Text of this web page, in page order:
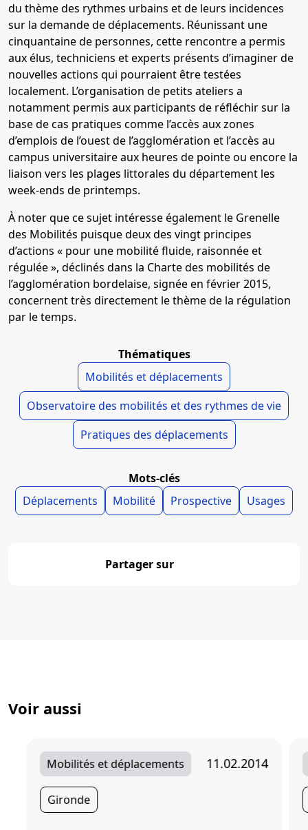
du thème des rythmes urbains et de leurs incidences
sur la demande de déplacements. Réunissant une
cinquantaine de personnes, cette rencontre a permis
aux élus, techniciens et experts présents d’imaginer de
nouvelles actions qui pourraient être testées
localement. L’organisation de petits ateliers a
notamment permis aux participants de réfléchir sur la
base de cas pratiques comme l’accès aux zones
d’emplois de l’ouest de l’agglomération et l’accès au
campus universitaire aux heures de pointe ou encore la
liaison vers les plages littorales du département les
week-ends de printemps.
À noter que ce sujet intéresse également le Grenelle
des Mobilités puisque deux des vingt principes
d’actions « pour une mobilité fluide, raisonnée et
régulée », déclinés dans la Charte des mobilités de
l’agglomération bordelaise, signée en février 2015,
concernent très directement le thème de la régulation
par le temps.
Thématiques
Mobilités et déplacements
Observatoire des mobilités et des rythmes de vie
Pratiques des déplacements
Mots-clés
Déplacements
Mobilité Prospective Usages
Partager sur
Voir aussi
Mobilités et déplacements 11.02.2014
Gironde